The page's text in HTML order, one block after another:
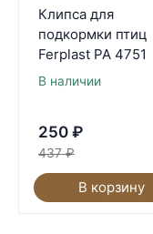
Клипса для
подкормки птиц
Ferplast PA 4751
В наличии
250 ₽
437 ₽
В корзину